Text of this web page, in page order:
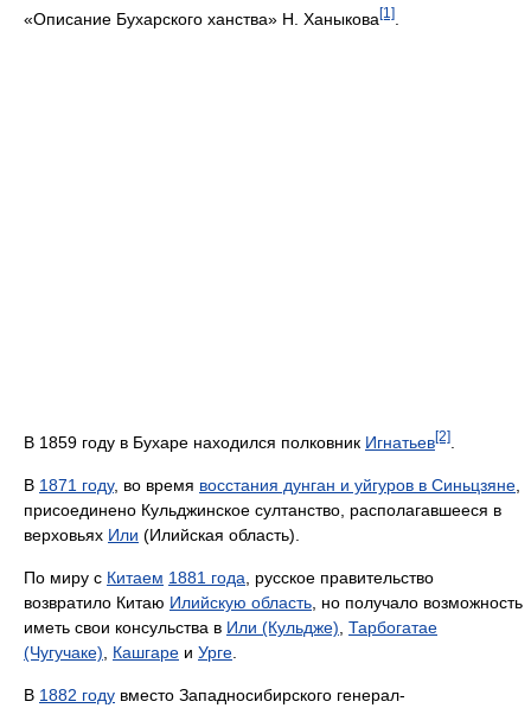
«Описание Бухарского ханства» Н. Ханыкова [1]
В 1859 году в Бухаре находился полковник Игнатьев[2]
В 1871 году, во время восстания дунган и уйгуров в Синьцзяне
присоединено Кульджинское султанство, располагавшееся в
верховьях Или (Илийская область).
По миру с Китаем 1881 года , русское правительство
возвратило Китаю Илийскую область , но получало возможность
иметь свои консульства в Или (Кульдже) Тарбогатае
(Чугучаке)
Кашгаре и Урге
В 1882 году вместо Западносибирского генерал-